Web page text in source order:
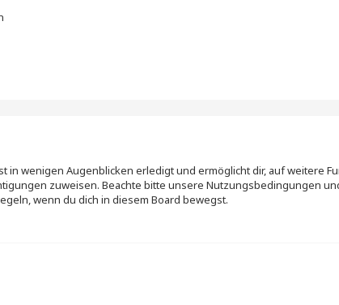
in wenigen Augenblicken erledigt und ermöglicht dir, auf weitere
zuweisen. Beachte bitte unsere Nutzungsbedingungen
wenn du dich in diesem Board bewegst.